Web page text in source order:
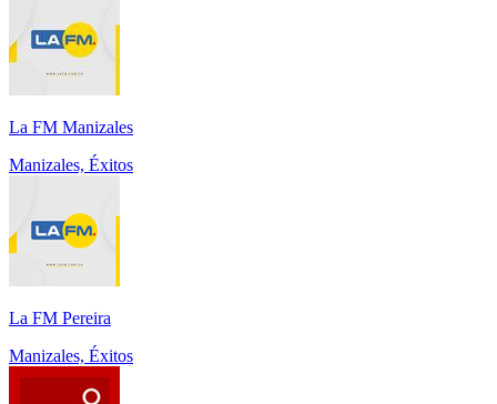
La FM Manizales
Manizales, Éxitos
La FM Pereira
Manizales, Éxitos